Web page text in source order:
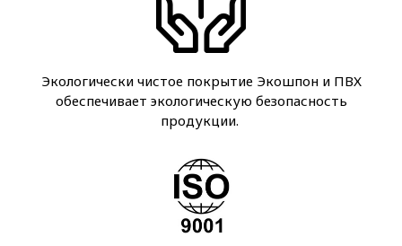
Экологически чистое покрытие Экошпон и ПВХ
обеспечивает экологическую безопасность
продукции.